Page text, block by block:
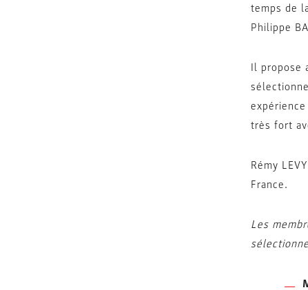
temps de
Philippe
Il propose
très fort
Rémy
France.
Les